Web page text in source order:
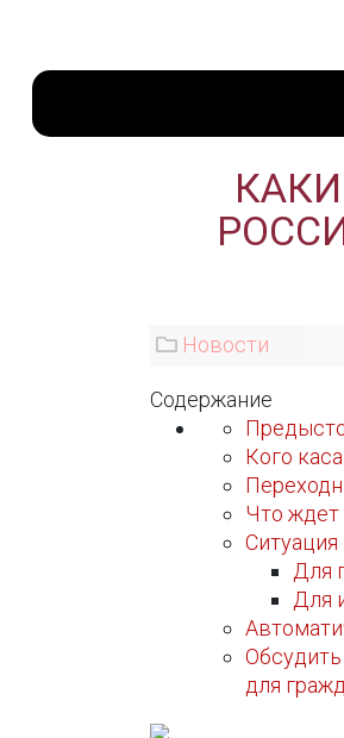
Новости
Содержание
Кого
Что ждет
Для
Для
для